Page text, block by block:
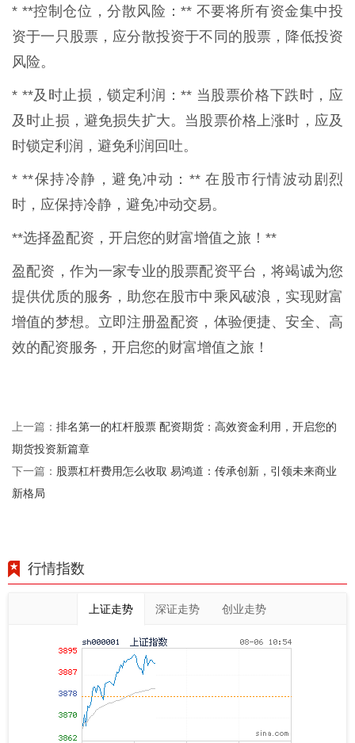
* **控制仓位，分散风险：** 不要将所有资金集中投
资于一只股票，应分散投资于不同的股票，降低投资
风险。
* **及时止损，锁定利润：** 当股票价格下跌时，应
及时止损，避免损失扩大。当股票价格上涨时，应及
时锁定利润，避免利润回吐。
* **保持冷静，避免冲动：** 在股市行情波动剧烈
时，应保持冷静，避免冲动交易。
**选择盈配资，开启您的财富增值之旅！**
盈配资，作为一家专业的股票配资平台，将竭诚为您
提供优质的服务，助您在股市中乘风破浪，实现财富
增值的梦想。立即注册盈配资，体验便捷、安全、高
效的配资服务，开启您的财富增值之旅！
上一篇： 排名第一的杠杆股票 配资期货：高效资金利用，开启您的
期货投资新篇章
下一篇： 股票杠杆费用怎么收取 易鸿道：传承创新，引领未来商业
新格局
行情指数
上证走势 深证走势 创业走势